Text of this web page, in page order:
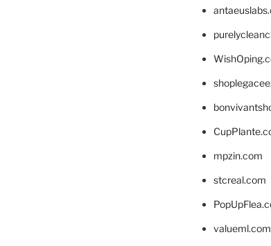
mpzin.com
stcreal.com
valueml.com